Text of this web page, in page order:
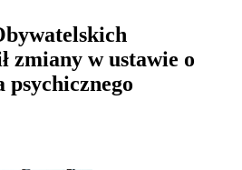
zmiany w ustawie o